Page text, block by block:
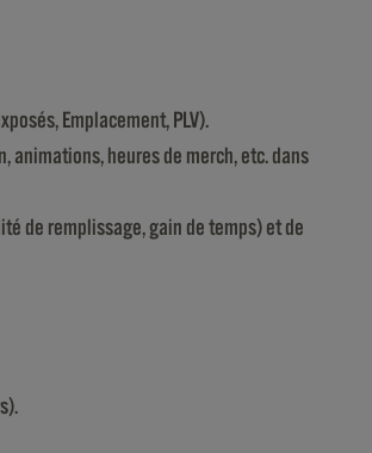
Emplacement, PLV).
animations, heures de merch, etc. dans
de remplissage, gain de temps) et de